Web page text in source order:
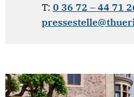
T: 0 36 72 – 44 71